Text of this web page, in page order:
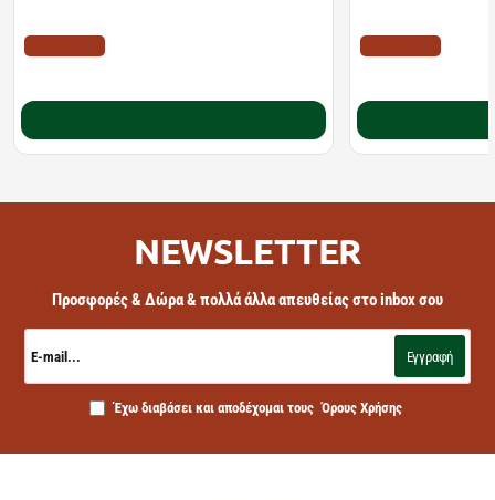
NEWSLETTER
Προσφορές & Δώρα & πολλά άλλα απευθείας στο inbox σου
mail...
Εγγραφή
Έχω διαβάσει και αποδέχομαι τους Όρους Χρήσης